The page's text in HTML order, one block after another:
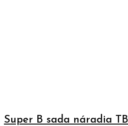
Super B sada náradia